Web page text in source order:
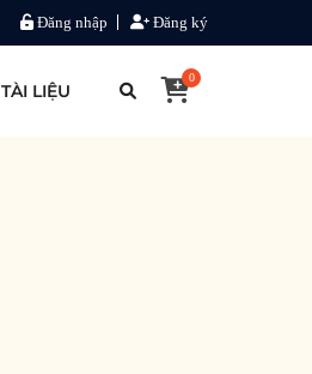
Đăng nhập Đăng ký
TÀI LIỆU
0